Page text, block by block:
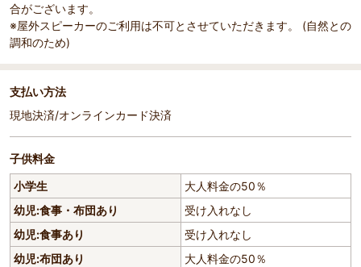
合がございます。
※屋外スピーカーのご利用は不可とさせていただきます。 (自然との
調和のため)
支払い方法
現地決済/オンラインカード決済
子供料金
小学生
大人料金の50％
幼児:食事・布団あり
受け入れなし
幼児:食事あり
受け入れなし
幼児:布団あり
大人料金の50％